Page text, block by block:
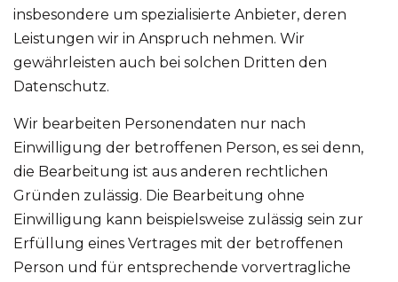
insbesondere um spezialisierte Anbieter, deren
Leistungen wir in Anspruch nehmen. Wir
gewährleisten auch bei solchen Dritten den
Datenschutz.
Wir bearbeiten Personendaten nur nach
Einwilligung der betroffenen Person, es sei denn,
die Bearbeitung ist aus anderen rechtlichen
Gründen zulässig. Die Bearbeitung ohne
Einwilligung kann beispielsweise zulässig sein zur
Erfüllung eines Vertrages mit der betroffenen
Person und für entsprechende vorvertragliche